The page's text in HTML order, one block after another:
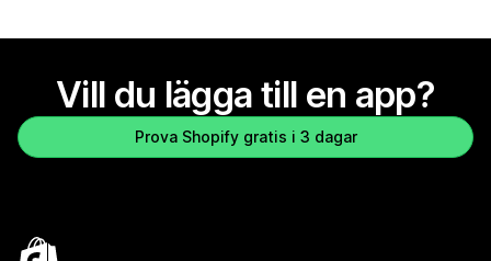
Vill du lägga till en app?
Prova Shopify gratis i 3 dagar